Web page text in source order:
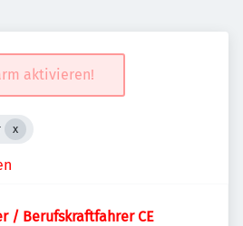
aktivieren!
/ Berufskraftfahrer CE